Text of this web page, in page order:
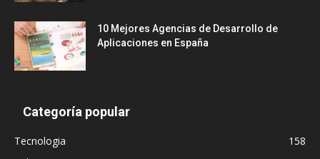
10 Mejores Agencias de Desarrollo de
Aplicaciones en España
Categoría popular
Tecnologia
158